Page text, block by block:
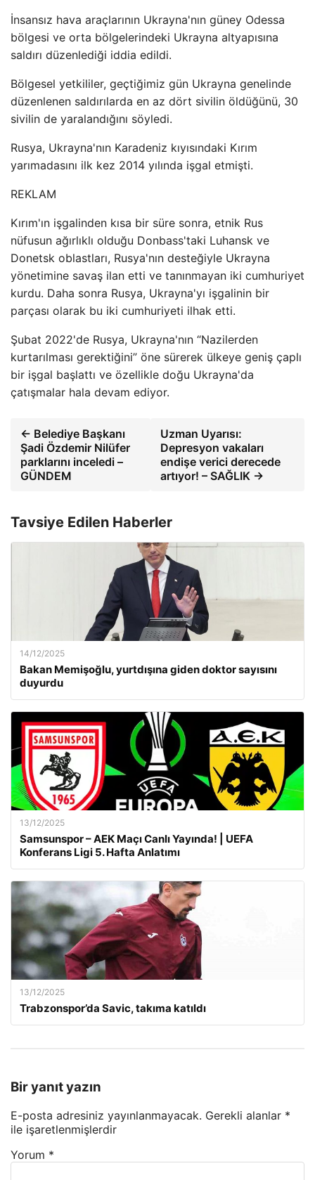
İnsansız hava araçlarının Ukrayna'nın güney Odessa
bölgesi ve orta bölgelerindeki Ukrayna altyapısına
saldırı düzenlediği iddia edildi.
Bölgesel yetkililer, geçtiğimiz gün Ukrayna genelinde
düzenlenen saldırılarda en az dört sivilin öldüğünü, 30
sivilin de yaralandığını söyledi.
Rusya, Ukrayna'nın Karadeniz kıyısındaki Kırım
yarımadasını ilk kez 2014 yılında işgal etmişti.
REKLAM
Kırım'ın işgalinden kısa bir süre sonra, etnik Rus
nüfusun ağırlıklı olduğu Donbass'taki Luhansk ve
Donetsk oblastları, Rusya'nın desteğiyle Ukrayna
yönetimine savaş ilan etti ve tanınmayan iki cumhuriyet
kurdu. Daha sonra Rusya, Ukrayna'yı işgalinin bir
parçası olarak bu iki cumhuriyeti ilhak etti.
Şubat 2022'de Rusya, Ukrayna'nın “Nazilerden
kurtarılması gerektiğini” öne sürerek ülkeye geniş çaplı
bir işgal başlattı ve özellikle doğu Ukrayna'da
çatışmalar hala devam ediyor.
← Belediye Başkanı
Şadi Özdemir Nilüfer
parklarını inceledi –
GÜNDEM
Uzman Uyarısı:
Depresyon vakaları
endişe verici derecede
artıyor! – SAĞLIK →
Tavsiye Edilen Haberler
14/12/2025
Bakan Memişoğlu, yurtdışına giden doktor sayısını
duyurdu
13/12/2025
Samsunspor – AEK Maçı Canlı Yayında! | UEFA
Konferans Ligi 5. Hafta Anlatımı
13/12/2025
Trabzonspor’da Savic, takıma katıldı
Bir yanıt yazın
E-posta adresiniz yayınlanmayacak. Gerekli alanlar *
ile işaretlenmişlerdir
Yorum *